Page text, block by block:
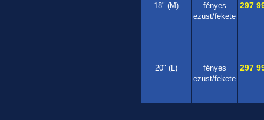
18" (M)
fényes
ezüst/fekete
297
20" (L)
fényes
ezüst/fekete
297